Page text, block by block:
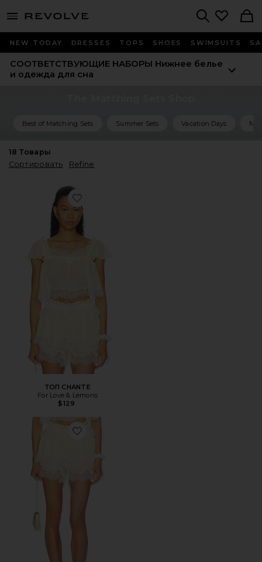
menu - shows more content
NEW TODAY DRESSES TOPS SHOES SWIMSUITS
СООТВЕТСТВУЮЩИЕ НАБОРЫ Нижнее белье
и одежда для сна
Best of Matching Sets Summer Sets Vacation Days
18 Товары
Сортировать
Refine
Favorite ТОП CHANTE
ТОП CHANTE
For Love & Lemons
$129
Favorite ШОРТЫ CHANTE